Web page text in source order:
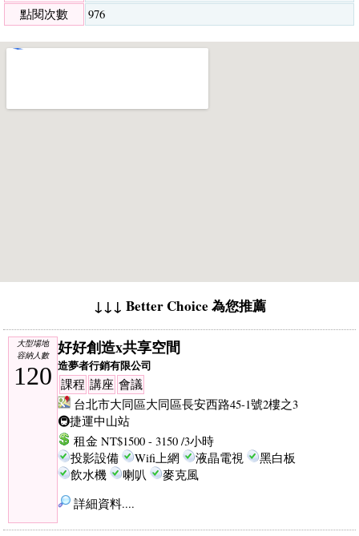
點閱次數
976
↓↓↓ Better Choice 為您推薦
大型場地
容納人數
120
好好創造x共享空間
造夢者行銷有限公司
課程 講座 會議
台北市大同區大同區長安西路45-1號2樓之3
🚇捷運中山站
租金 NT$1500 - 3150 /3小時
投影設備
Wifi上網 液晶電視
黑白板
飲水機
喇叭
麥克風
詳細資料....